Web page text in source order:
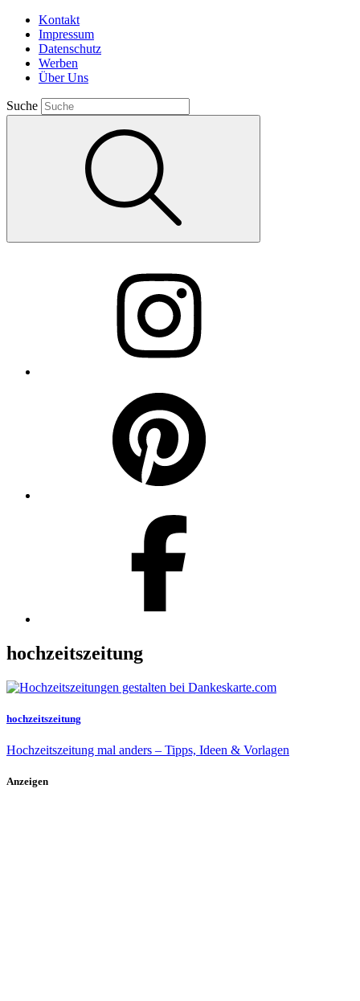
Kontakt
Impressum
Datenschutz
Werben
Über Uns
Suche
hochzeitszeitung
hochzeitszeitung
Hochzeitszeitung mal anders – Tipps, Ideen & Vorlagen
Anzeigen